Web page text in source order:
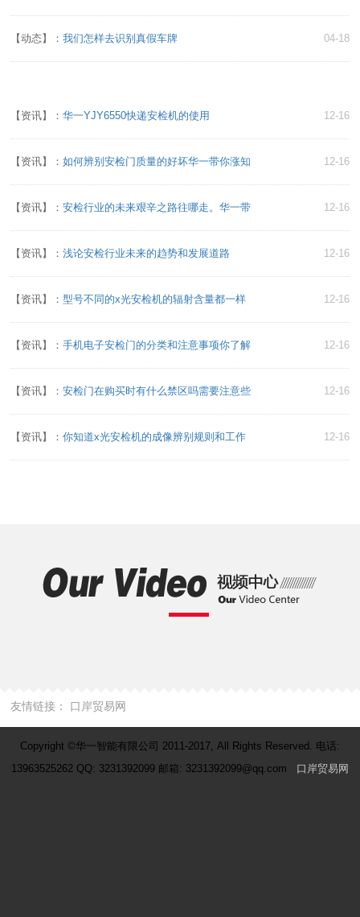
04-18
【动态】：我们怎样去识别真假车牌
12-16
【资讯】：华一YJY6550快递安检机的使用
12-16
【资讯】：如何辨别安检门质量的好坏华一带你涨知
12-16
【资讯】：安检行业的未来艰辛之路往哪走。华一带
12-16
【资讯】：浅论安检行业未来的趋势和发展道路
12-16
【资讯】：型号不同的x光安检机的辐射含量都一样
12-16
【资讯】：手机电子安检门的分类和注意事项你了解
12-16
【资讯】：安检门在购买时有什么禁区吗需要注意些
12-16
【资讯】：你知道x光安检机的成像辨别规则和工作
友情链接： 口岸贸易网
Copyright ©华一智能有限公司 2011-2017, All Rights Reserved. 电话:
13963525262 QQ: 3231392099 邮箱: 3231392099@qq.com 口岸贸易网